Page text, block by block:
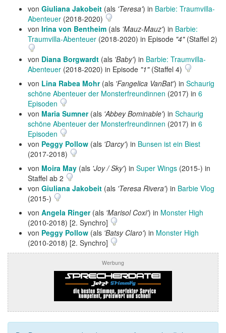
von Giuliana Jakobeit (als 'Teresa') in Barbie: Traumvilla-
Abenteuer (2018-2020)
von Irina von Bentheim (als 'Mauz-Mauz') in Barbie:
Traumvilla-Abenteuer (2018-2020) in Episode "4"(Staffel 2)
von Diana Borgwardt (als 'Baby') in Barbie: Traumvilla-
Abenteuer (2018-2020) in Episode "1"(Staffel 4)
von Lina Rabea Mohr(als 'Fangelica VanBat') in Schaurig
schöne Abenteuer der Monsterfreundinnen (2017) in 6
Episoden
von Maria Sumner(als 'Abbey Bominable') in Schaurig
schöne Abenteuer der Monsterfreundinnen (2017) in 6
Episoden
von Peggy Pollow (als 'Darcy') in Bunsen ist ein Biest
(2017-2018)
von Moira May (als 'Joy / Sky') in Super Wings (2015-) in
Staffel ab 2
von Giuliana Jakobeit (als 'Teresa Rivera') in Barbie Vlog
(2015-)
von Angela Ringer(als 'Marisol Coxi') in Monster High
(2010-2018) [2. Synchro]
von Peggy Pollow (als 'Batsy Claro') in Monster High
(2010-2018) [2. Synchro]
Werbung